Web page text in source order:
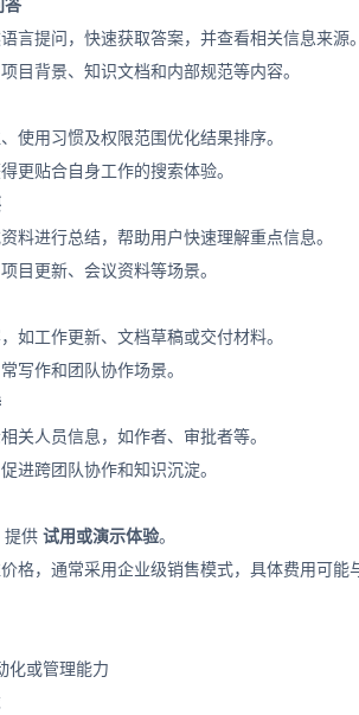
答
言提问，快速获取答案，并查看相关信息来源。
目背景、知识文档和内部规范等内容。
使用习惯及权限范围优化结果排序。
更贴合自身工作的搜索体验。
料进行总结，帮助用户快速理解重点信息。
目更新、会议资料等场景。
如工作更新、文档草稿或交付材料。
写作和团队协作场景。
关人员信息，如作者、审批者等。
进跨团队协作和知识沉淀。
提供 试用或演示体验。
格，通常采用企业级销售模式，具体费用可能
化或管理能力